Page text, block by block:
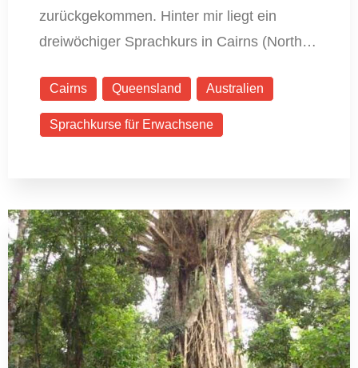
zurückgekommen. Hinter mir liegt ein
dreiwöchiger Sprachkurs in Cairns (North…
Cairns Queensland Australien
Sprachkurse für Erwachsene